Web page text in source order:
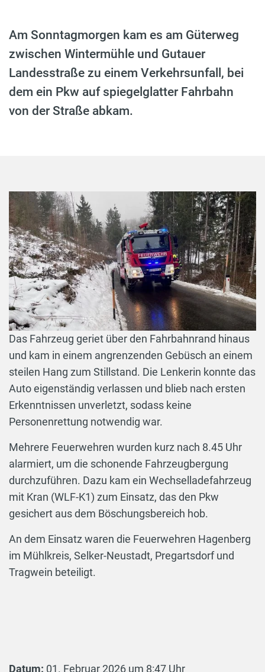
Am Sonntagmorgen kam es am Güterweg
zwischen Wintermühle und Gutauer
Landesstraße zu einem Verkehrsunfall, bei
dem ein Pkw auf spiegelglatter Fahrbahn
von der Straße abkam.
Das Fahrzeug geriet über den Fahrbahnrand hinaus
und kam in einem angrenzenden Gebüsch an einem
steilen Hang zum Stillstand. Die Lenkerin konnte das
Auto eigenständig verlassen und blieb nach ersten
Erkenntnissen unverletzt, sodass keine
Personenrettung notwendig war.
Mehrere Feuerwehren wurden kurz nach 8.45 Uhr
alarmiert, um die schonende Fahrzeugbergung
durchzuführen. Dazu kam ein Wechselladefahrzeug
mit Kran (WLF-K1) zum Einsatz, das den Pkw
gesichert aus dem Böschungsbereich hob.
An dem Einsatz waren die Feuerwehren Hagenberg
im Mühlkreis, Selker-Neustadt, Pregartsdorf und
Tragwein beteiligt.
Datum: 01. Februar 2026 um 8:47 Uhr